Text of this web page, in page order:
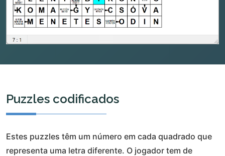
Puzzles codificados
Estes puzzles têm um número em cada quadrado que
representa uma letra diferente. O jogador tem de